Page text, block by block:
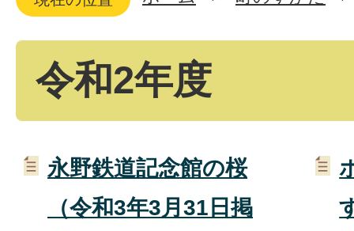
令和2年度
永野鉄道記念館の桜
（令和3年3月31日掲